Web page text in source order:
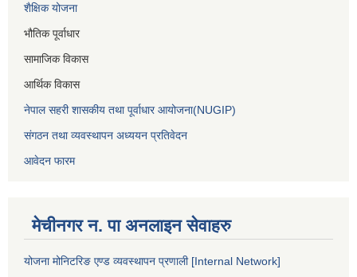
शैक्षिक योजना
भौतिक पूर्वाधार
सामाजिक विकास
आर्थिक विकास
नेपाल सहरी शासकीय तथा पूर्वाधार आयोजना(NUGIP)
संगठन तथा व्यवस्थापन अध्ययन प्रतिवेदन
आवेदन फारम
मेचीनगर न. पा अनलाइन सेवाहरु
योजना मोनिटरिङ एण्ड व्यवस्थापन प्रणाली [Internal Network]